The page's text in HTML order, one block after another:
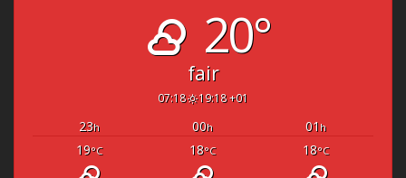
20°
fair
07:18 19:18 +01
23h 00h 01 h
19°C 18°C 18°C